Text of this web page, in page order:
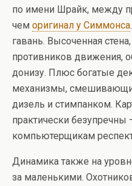
по имени Шрайк, между
чем оригинал у Симмонса
гавань. Высоченная
противников движения,
донизу. Плюс богатые
механизмы,
дизель и стимпанком.
практически
компьютерщикам
Динамика также на
за маленькими.